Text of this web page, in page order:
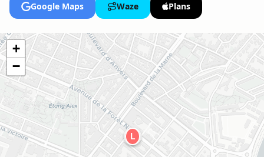
Google Maps Waze Plans
L
+
−